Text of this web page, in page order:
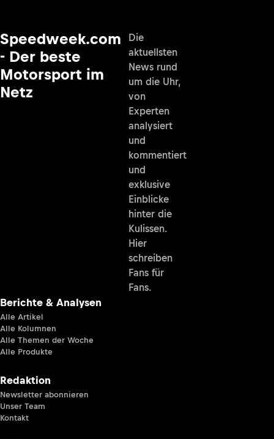
Speedweek.com
- Der beste
Motorsport im
Netz
Die
aktuellsten
News rund
um die Uhr,
von
Experten
analysiert
und
kommentiert
und
exklusive
Einblicke
hinter die
Kulissen.
Hier
schreiben
Fans für
Fans.
Berichte & Analysen
Alle Artikel
Alle Kolumnen
Alle Themen der Woche
Alle Produkte
Redaktion
Newsletter abonnieren
Unser Team
Kontakt